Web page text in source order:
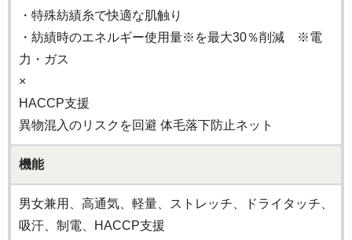
・特殊紡績糸で快適な肌触り
・紡績時のエネルギー使用量※を最大30％削減 ※電
力・ガス
×
HACCP支援
異物混入のリスクを回避 体毛落下防止ネット
機能
男女兼用、高通気、軽量、ストレッチ、ドライタッチ、
吸汗、制電、HACCP支援